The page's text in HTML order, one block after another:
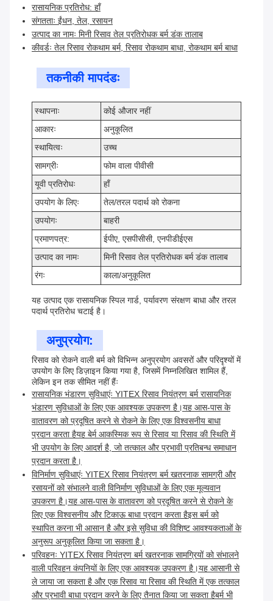
रासायनिक प्रतिरोध: हाँ
संगतताः ईंधन, तेल, रसायन
उत्पाद का नामः मिनी रिसाव तेल प्रतिरोधक बर्म डंक तालाब
कीवर्डः तेल रिसाव रोकथाम बर्म, रिसाव रोकथाम बाधा, रोकथाम बर्म बाधा
तकनीकी मापदंडः
स्थापनाः
कोई औजार नहीं
आकारः
अनुकूलित
स्थायित्वः
उच्च
सामग्रीः
फोम वाला पीवीसी
यूवी प्रतिरोधः
हाँ
उपयोग के लिएः
तेल/तरल पदार्थ को रोकना
उपयोगः
बाहरी
प्रमाणपत्र:
ईपीए, एसपीसीसी, एनपीडीईएस
उत्पाद का नामः
मिनी रिसाव तेल प्रतिरोधक बर्म डंक तालाब
रंगः
काला/अनुकूलित
यह उत्पाद एक रासायनिक स्पिल गार्ड, पर्यावरण संरक्षण बाधा और तरल
पदार्थ प्रतिरोध चटाई है।
अनुप्रयोग:
रिसाव को रोकने वाली बर्म को विभिन्न अनुप्रयोग अवसरों और परिदृश्यों में
उपयोग के लिए डिज़ाइन किया गया है, जिसमें निम्नलिखित शामिल हैं,
लेकिन इन तक सीमित नहीं हैंः
रासायनिक भंडारण सुविधाएंः YITEX रिसाव नियंत्रण बर्म रासायनिक
भंडारण सुविधाओं के लिए एक आवश्यक उपकरण है।यह आस-पास के
वातावरण को प्रदूषित करने से रोकने के लिए एक विश्वसनीय बाधा
प्रदान करता हैयह बेर्म आकस्मिक रूप से रिसाव या रिसाव की स्थिति में
भी उपयोग के लिए आदर्श है, जो तत्काल और प्रभावी प्रतिबन्ध समाधान
प्रदान करता है।
विनिर्माण सुविधाएंः YITEX रिसाव नियंत्रण बर्म खतरनाक सामग्री और
रसायनों को संभालने वाली विनिर्माण सुविधाओं के लिए एक मूल्यवान
उपकरण है।यह आस-पास के वातावरण को प्रदूषित करने से रोकने के
लिए एक विश्वसनीय और टिकाऊ बाधा प्रदान करता हैइस बर्म को
स्थापित करना भी आसान है और इसे सुविधा की विशिष्ट आवश्यकताओं के
अनुरूप अनुकूलित किया जा सकता है।
परिवहनः YITEX रिसाव नियंत्रण बर्म खतरनाक सामग्रियों को संभालने
वाली परिवहन कंपनियों के लिए एक आवश्यक उपकरण है।यह आसानी से
ले जाया जा सकता है और एक रिसाव या रिसाव की स्थिति में एक तत्काल
और प्रभावी बाधा प्रदान करने के लिए तैनात किया जा सकता हैबर्म भी